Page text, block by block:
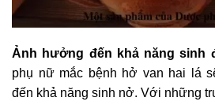
Ảnh hưởng đến khả năng sinh
phụ nữ mắc bệnh hở van hai lá
đến khả năng sinh nở. Với những